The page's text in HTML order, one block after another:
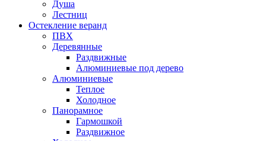
Душа
Лестниц
Остекление веранд
ПВХ
Деревянные
Раздвижные
Алюминиевые под дерево
Алюминиевые
Теплое
Холодное
Панорамное
Гармошкой
Раздвижное